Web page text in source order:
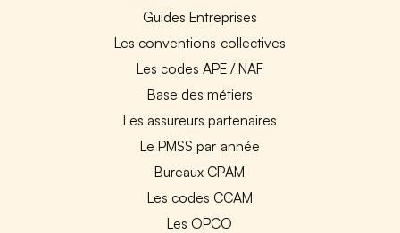
Guides Entreprises
Les conventions collectives
Les codes APE / NAF
Base des métiers
Les assureurs partenaires
Le PMSS par année
Bureaux CPAM
Les codes CCAM
Les OPCO